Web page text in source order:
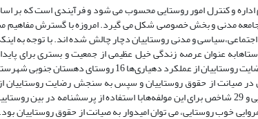
اداره و کنترل امور روستایی محسوب می شود و فرآیندی است که بر
جامعه مدنی و بخش خصوصی شکل می گیرد. امروزه با گسترش مفاهیم
و مدنی روستاییان دچار چالش شده اند. با توجه به
عنوان عرصه زندگی خیل عظیمی از جمعیت و بستری برای
امروزی، تغییراتی را در نحوه اداره خودمی طلبند. هدف این مقاله سنجش رضایت روستاییان از عملکرد دهیاری‌ها 16
در صیانت از حقوق روستاییان و سپس به سنجش رضایت روستاییان
دهیاری براساس چهار مولفه کارایی مشارکت، عملکردی، برابری، پاسخگویی و 29 شاخص برای این مولفه‌هابا استفاده از پرسشنامه در
خوب روستایی، می توان امیدوار به صیانت از حقوق روستاییان